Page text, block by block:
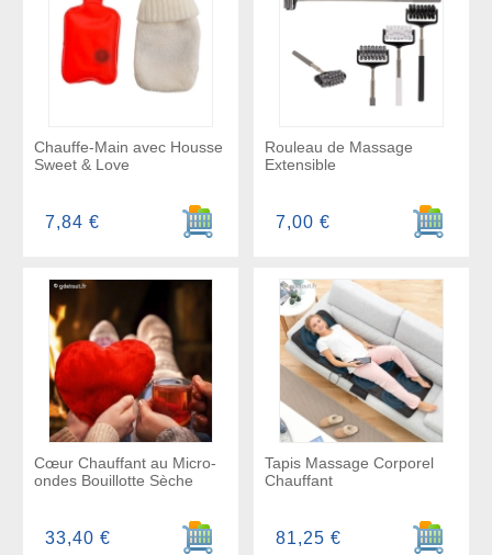
Chauffe-Main avec Housse
Sweet & Love
Ajouter au panier
7,84 €
Rouleau de Massage
Extensible
Ajouter
7,00 €
Cœur Chauffant au Micro-
ondes Bouillotte Sèche
Ajouter au panier
33,40 €
Tapis Massage Corporel
Chauffant
Ajouter
81,25 €